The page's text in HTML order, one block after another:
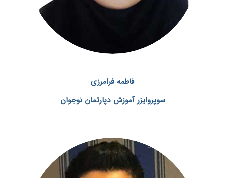
فاطمه فرامرزی
سوپروایزر آموزش دپارتمان نوجوان